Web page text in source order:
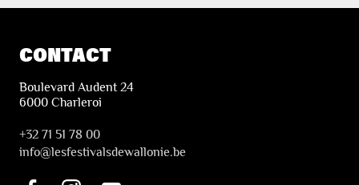
CONTACT
Boulevard Audent 24
6000 Charleroi
+32 71 51 78 00
info@lesfestivalsdewallonie.be